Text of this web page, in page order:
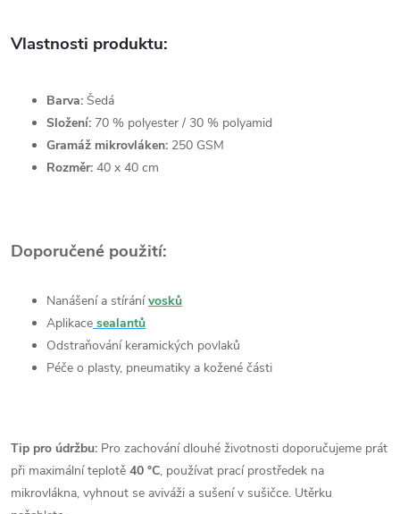
Vlastnosti produktu:
Barva: Šedá
Složení: 70 % polyester / 30 % polyamid
Gramáž mikrovláken: 250 GSM
Rozměr: 40 x 40 cm
Doporučené použití:
Nanášení a stíránívosků
Aplikace sealantů
Odstraňování keramických povlaků
Péče o plasty, pneumatiky a kožené části
Tip pro údržbu: Pro zachování dlouhé životnosti doporučujeme prát
při maximální teplotě 40 °C, používat prací prostředek na
mikrovlákna, vyhnout se aviváži a sušení v sušičce. Utěrku